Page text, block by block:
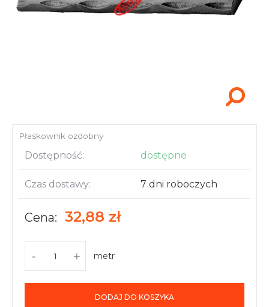
Płaskownik ozdobny
Dostępność: dostępne
Czas dostawy: 7 dni roboczych
Cena: 32,88 zł
- + metr
DODAJ DO KOSZYKA